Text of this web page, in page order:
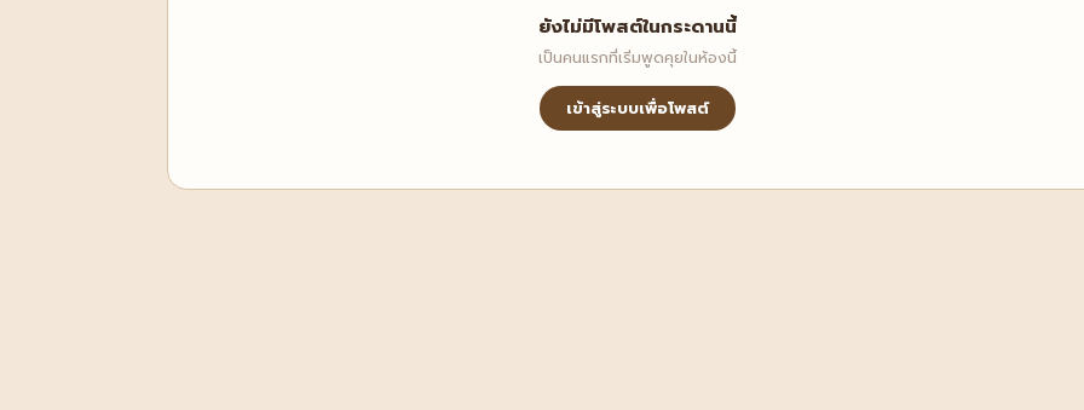
ยังไม่มีโพสต์ในกระดานนี้
เป็นคนแรกที่เริ่มพูดคุยในห้องนี้
เข้าสู่ระบบเพื่อโพสต์